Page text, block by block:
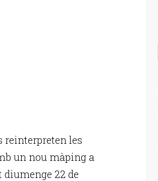
reinterpreten les
un nou màping a
diumenge 22 de